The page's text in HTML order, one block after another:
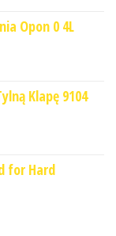
Opon 0 4L
Klapę 9104
for Hard